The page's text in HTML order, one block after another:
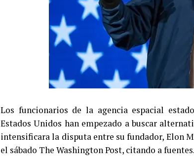
Los funcionarios de la agencia espacial
Estados Unidos han empezado a buscar
intensificara la disputa entre su fundador, Elon
el sábado The Washington Post, citando a fuentes.